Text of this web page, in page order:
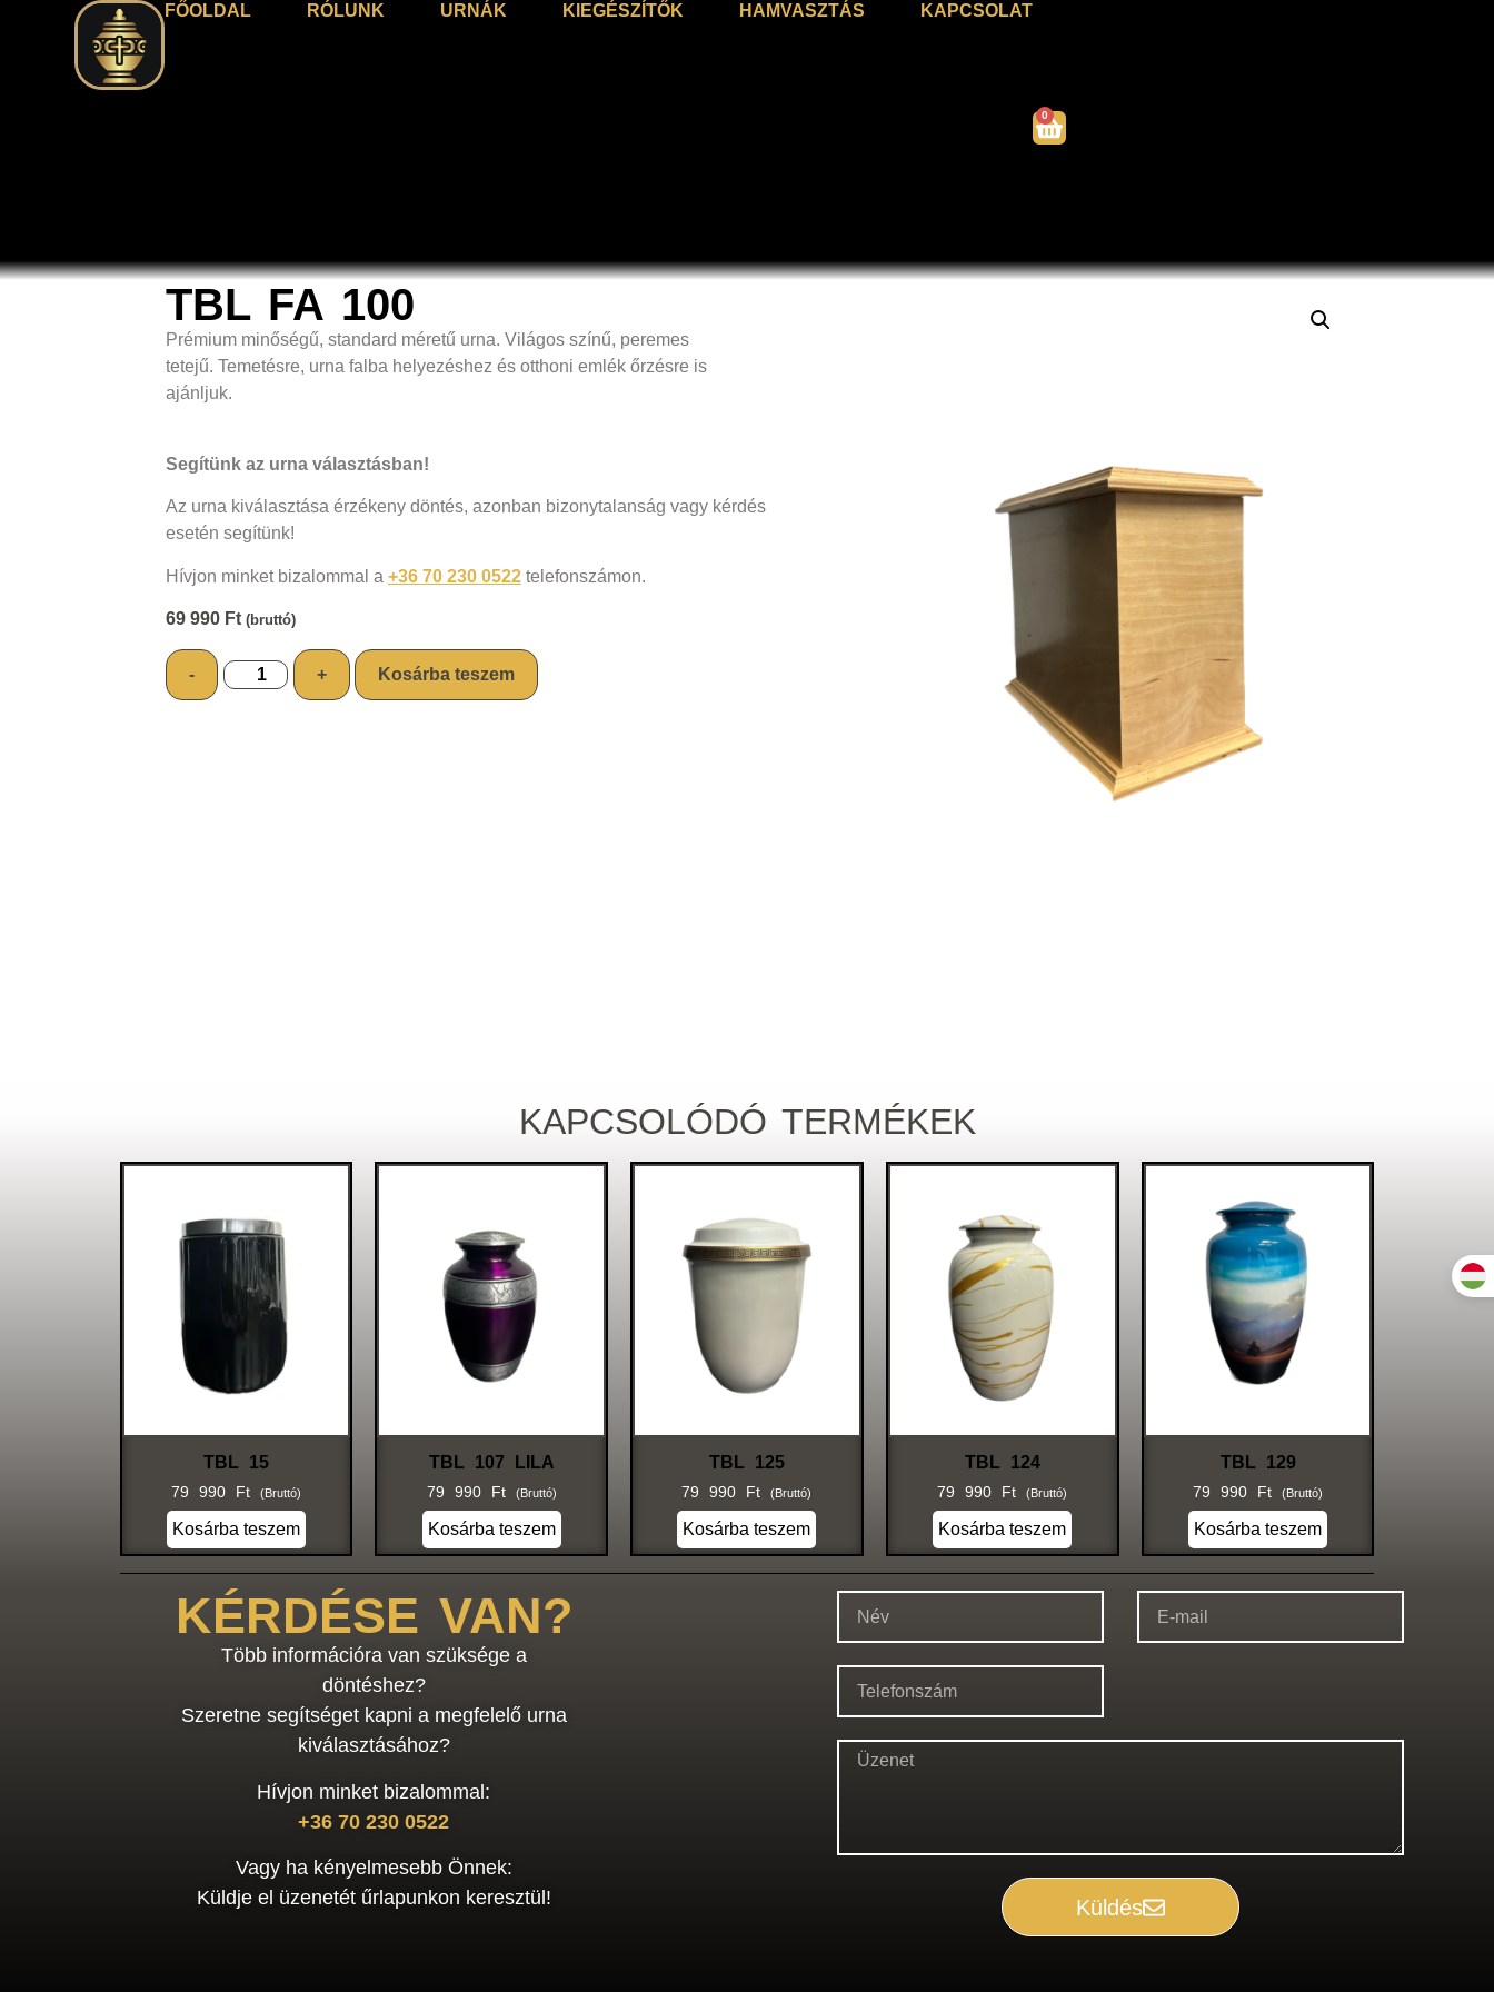
FŐOLDAL RÓLUNK URNÁK KIEGÉSZÍTŐK HAMVASZTÁS KAPCSOLAT
0
TBL FA 100
Prémium minőségű, standard méretű urna. Világos színű, peremes
tetejű. Temetésre, urna falba helyezéshez és otthoni emlék őrzésre is
ajánljuk.
Segítünk az urna választásban!
Az urna kiválasztása érzékeny döntés, azonban bizonytalanság vagy kérdés
esetén segítünk!
Hívjon minket bizalommal a +36 70 230 0522telefonszámon.
69 990 Ft (bruttó)
- + Kosárba teszem
KAPCSOLÓDÓ TERMÉKEK
TBL 15
79 990 Ft (bruttó)
Kosárba teszem
TBL 107 LILA
79 990 Ft (bruttó)
Kosárba teszem
TBL 125
79 990 Ft (bruttó)
Kosárba teszem
TBL 124
79 990 Ft (bruttó)
Kosárba teszem
TBL 129
79 990 Ft (bruttó)
Kosárba teszem
KÉRDÉSE VAN?
Több információra van szüksége a
döntéshez?
Szeretne segítséget kapni a megfelelő urna
kiválasztásához?
Hívjon minket bizalommal:
+36 70 230 0522
Vagy ha kényelmesebb Önnek:
Küldje el üzenetét űrlapunkon keresztül!
Küldés